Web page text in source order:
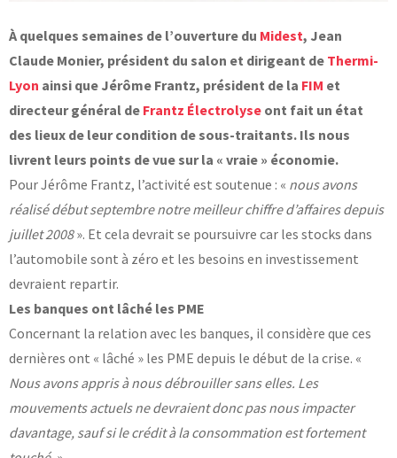
Laboratoires communs
Carnot
Fondation Cetim
Publications scientifiques
Librairie
AGRÉMENTS ET RECONNAISSANCES QSE
Certifications qualité
Cofrac Étalonnage
Cofrac Essai
MASE
Notifications CE
Agréments internationaux
Agrément ministériel
Certifications Cofrend
QUI SOMMES-NOUS ?
Le Cetim en bref
Gouvernance
Rapports - Publications
Historique
Charte développement durable
Égalité Femmes/Hommes
Information pratiques
Mentions légales
Données personnelles
Conditions générales de vente
Avis d'achat
À quelques semaines de l’ouverture du Midest, Jean
Claude Monier, président du salon et dirigeant de Thermi-
Lyon ainsi que Jérôme Frantz, président de la FIM et
directeur général de Frantz Électrolyse ont fait un état
des lieux de leur condition de sous-traitants. Ils nous
livrent leurs points de vue sur la « vraie » économie.
Pour Jérôme Frantz, l’activité est soutenue : « nous avons
réalisé début septembre notre meilleur chiffre d’affaires depuis
juillet 2008». Et cela devrait se poursuivre car les stocks dans
l’automobile sont à zéro et les besoins en investissement
devraient repartir.
Les banques ont lâché les PME
Concernant la relation avec les banques, il considère que ces
dernières ont « lâché » les PME depuis le début de la crise. «
Nous avons appris à nous débrouiller sans elles. Les
mouvements actuels ne devraient donc pas nous impacter
davantage, sauf si le crédit à la consommation est fortement